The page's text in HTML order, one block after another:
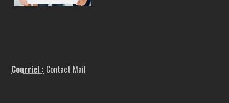
Courriel : Contact Mail